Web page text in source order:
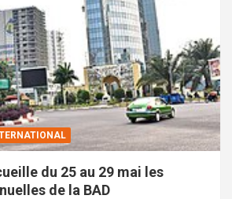
du 25 au 29 mai les
de la BAD